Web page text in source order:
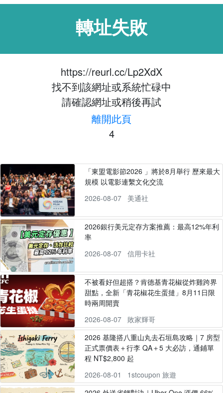
轉址失敗
https://reurl.cc/Lp2XdX
找不到該網址或系統忙碌中
請確認網址或稍後再試
離開此頁
4
「東盟電影節2026 」將於8月舉行 歷來最大
規模 以電影連繫文化交流
2026-08-07
美通社
2026銀行美元定存方案推薦：最高12%年利
率
2026-08-07
信用卡社
不被看好但超搭？肯德基青花椒從炸雞跨界
甜點，全新「青花椒花生蛋撻」8月11日限
時兩周開賣
2026-08-07
敗家輝哥
2026 基隆搭八重山丸去石垣島攻略｜7 房型
正式票價表＋行李 QA＋5 大必訪，通鋪單
程 NT$2,800 起
2026-08-01
1stcoupon 旅遊